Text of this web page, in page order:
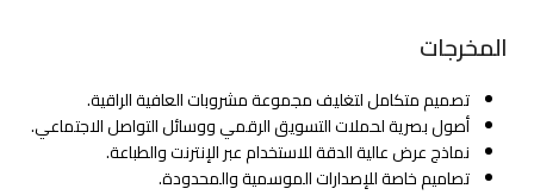
المخرجات
تصميم متكامل لتغليف مجموعة مشروبات العافية الراقية.
أصول بصرية لحملات التسويق الرقمي ووسائل التواصل الاجتماعي.
نماذج عرض عالية الدقة للاستخدام عبر الإنترنت والطباعة.
تصاميم خاصة للإصدارات الموسمية والمحدودة.